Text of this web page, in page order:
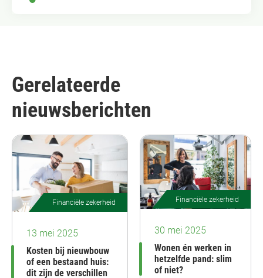
Gerelateerde
nieuwsberichten
Financiële zekerheid
13 mei 2025
Kosten bij nieuwbouw
of een bestaand huis:
dit zijn de verschillen
Financiële zekerheid
30 mei 2025
Wonen én werken in
hetzelfde pand: slim
of niet?